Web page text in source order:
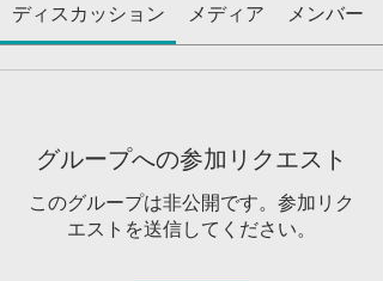
ディスカッション メディア メンバー
グループへの参加リクエスト
このグループは非公開です。参加リク
エストを送信してください。